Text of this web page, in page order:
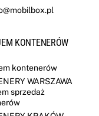
KONTENERÓW
kontenerów
WARSZAWA
sprzedaż